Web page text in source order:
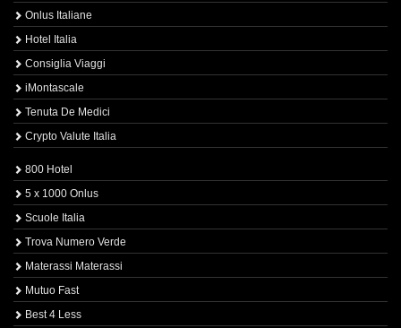
Onlus Italiane
Hotel Italia
Consiglia Viaggi
iMontascale
Tenuta De Medici
Crypto Valute Italia
800 Hotel
5 x 1000 Onlus
Scuole Italia
Trova Numero Verde
Materassi Materassi
Mutuo Fast
Best 4 Less